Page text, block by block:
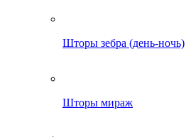
Шторы зебра (день-ночь)
Шторы мираж